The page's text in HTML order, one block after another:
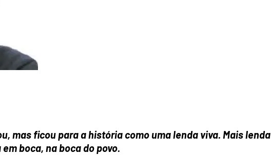
mas ficou para a história como uma lenda viva. Mais lenda
boca, na boca do povo.